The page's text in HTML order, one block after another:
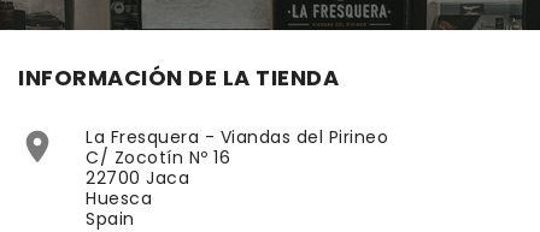
INFORMACIÓN DE LA TIENDA

La Fresquera - Viandas del Pirineo
C/ Zocotín Nº 16
22700 Jaca
Huesca
Spain